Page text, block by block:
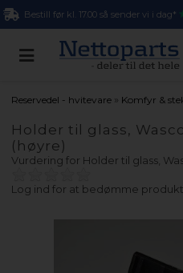
Bestill før kl. 17.00 så sender vi i dag*
Reservedel - hvitevare » Komfyr &
Holder til glass,
(høyre)
Vurdering for Holder til glass,
Log ind for at bedømme